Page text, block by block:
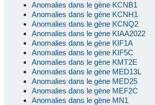
Anomalies dans le gène KCNB1
Anomalies dans le gène KCNH1
Anomalies dans le gène KCNQ2
Anomalies dans le gène KIAA2022
Anomalies dans le gène KIF1A
Anomalies dans le gène KIF5C
Anomalies dans le gène KMT2E
Anomalies dans le gène MED13L
Anomalies dans le gène MED25
Anomalies dans le gène MEF2C
Anomalies dans le gène MN1